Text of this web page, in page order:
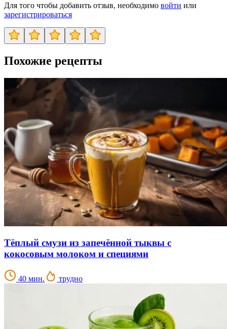
Для того чтобы добавить отзыв, необходимо войти или
зарегистрироваться
Похожие рецепты
Тёплый смузи из запечённой тыквы с
кокосовым молоком и специями
40 мин. трудно